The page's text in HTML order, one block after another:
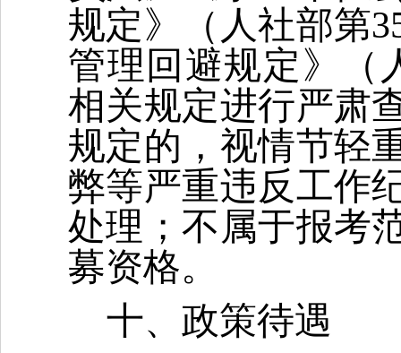
规定》（人社部第
管理回避规定》（
相关规定进行严肃
规定的，视情节轻
弊等严重违反工作
处理；不属于报考
募资格。
十、政策待遇